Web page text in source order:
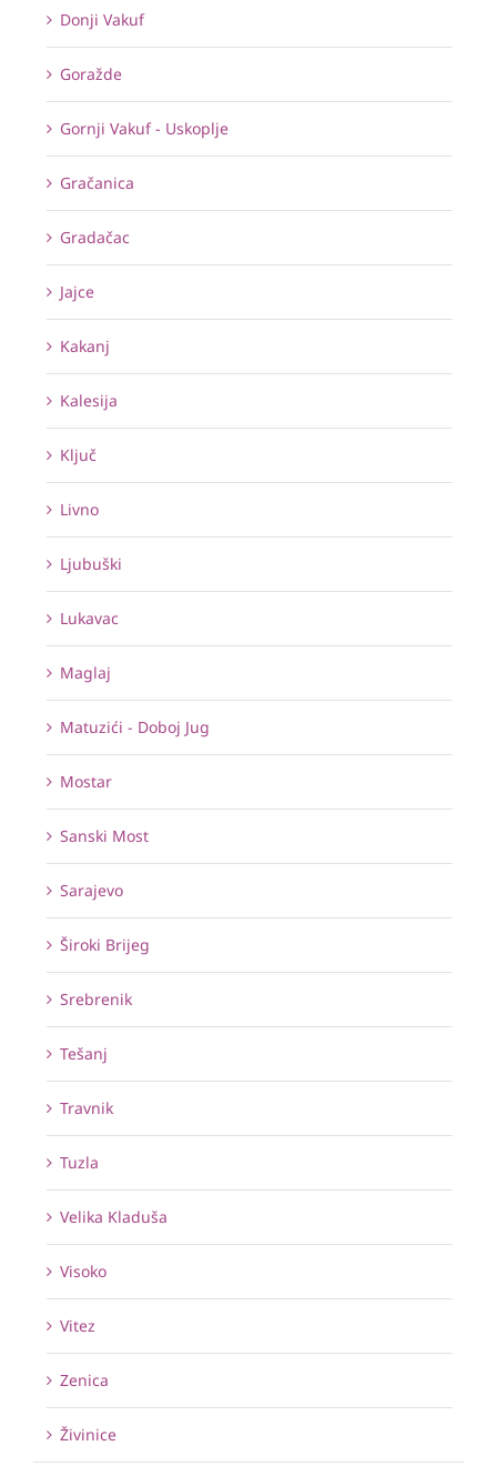
Donji Vakuf
Goražde
Gornji Vakuf - Uskoplje
Gračanica
Gradačac
Jajce
Kakanj
Kalesija
Ključ
Livno
Ljubuški
Lukavac
Maglaj
Matuzići - Doboj Jug
Mostar
Sanski Most
Sarajevo
Široki Brijeg
Srebrenik
Tešanj
Travnik
Tuzla
Velika Kladuša
Visoko
Vitez
Zenica
Živinice